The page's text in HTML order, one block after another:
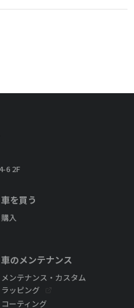
6 2F
車を買う
購入
車のメンテナンス
メンテナンス・カスタム
ラッピング
コーティング